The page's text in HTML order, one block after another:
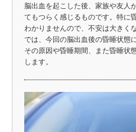
脳出血を起こした後、家族や友人
てもつらく感じるものです。特に
わかりませんので、不安は大きく
では、今回の脳出血後の昏睡状態
その原因や昏睡期間、また昏睡状
します。